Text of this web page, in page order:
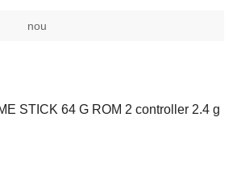
nou
STICK 64 G ROM 2 controller 2.4 g